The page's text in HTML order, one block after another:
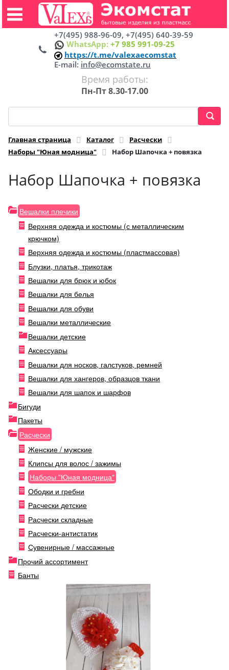
+7(495) 988-96-09, +7(495) 640-39-59
WhatsApp: +7 985 991-09-25
https://t.me/valexaecomstat
E-mail: info@ecomstate.ru
Время работы:
Пн-Пт 8.30-17.00
Главная страница Каталог
Расчески
Наборы "Юная модница"
Набор Шапочка + повязка
Набор Шапочка + повязка
Вешалки плечики
Верхняя одежда и костюмы (с металлическим
крючком)
Верхняя одежда и костюмы (пластмассовая)
Блузки, платья, трикотаж
Вешалки для брюк и юбок
Вешалки для белья
Вешалки для обуви
Вешалки металлические
Вешалки детские
Аксессуары
Вешалки для носков, галстуков, ремней
Вешалки для хангеров, образцов ткани
Вешалки для шапок и шарфов
Бигуди
Пакеты
Расчески
Женские / мужские
Клипсы для волос / зажимы
Наборы "Юная модница"
Ободки и гребни
Расчески детские
Расчески складные
Расчески-антистатик
Сувенирные / массажные
Прочий ассортимент
Банты